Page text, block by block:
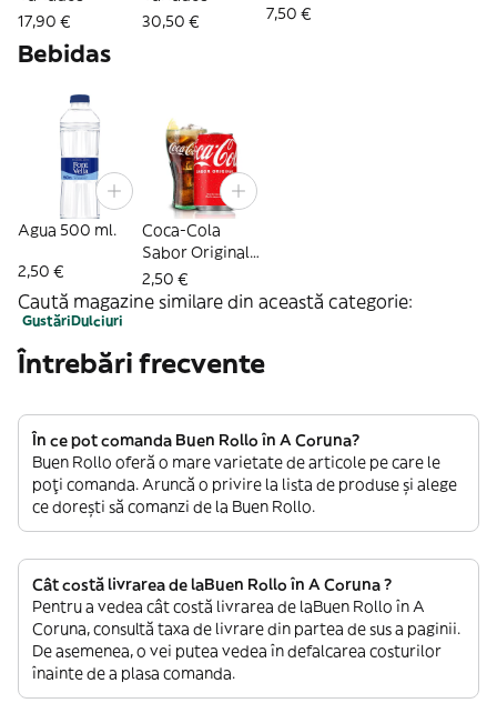
17,90 €
30,50 €
7,50 €
Bebidas
Agua 500 ml.
2,50 €
Coca-Cola
Sabor Original
lata 330ml.
2,50 €
Caută magazine similare din această categorie:
GustăriDulciuri
Întrebări frecvente
În ce pot comanda Buen Rollo în A Coruna?
Buen Rollo oferă o mare varietate de articole pe care le
poți comanda. Aruncă o privire la lista de produse și alege
ce dorești să comanzi de la Buen Rollo.
Cât costă livrarea de laBuen Rollo în A Coruna ?
Pentru a vedea cât costă livrarea de laBuen Rollo în A
Coruna, consultă taxa de livrare din partea de sus a paginii.
De asemenea, o vei putea vedea în defalcarea costurilor
înainte de a plasa comanda.